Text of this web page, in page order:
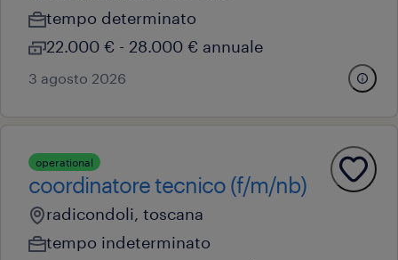
tempo determinato
22.000 € - 28.000 € annuale
3 agosto 2026
operational
coordinatore tecnico (f/m/nb)
radicondoli, toscana
tempo indeterminato